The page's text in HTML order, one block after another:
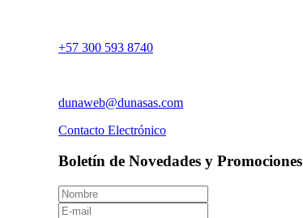
+57 300 593 8740
dunaweb@dunasas.com
Contacto Electrónico
Boletín de Novedades y Promociones